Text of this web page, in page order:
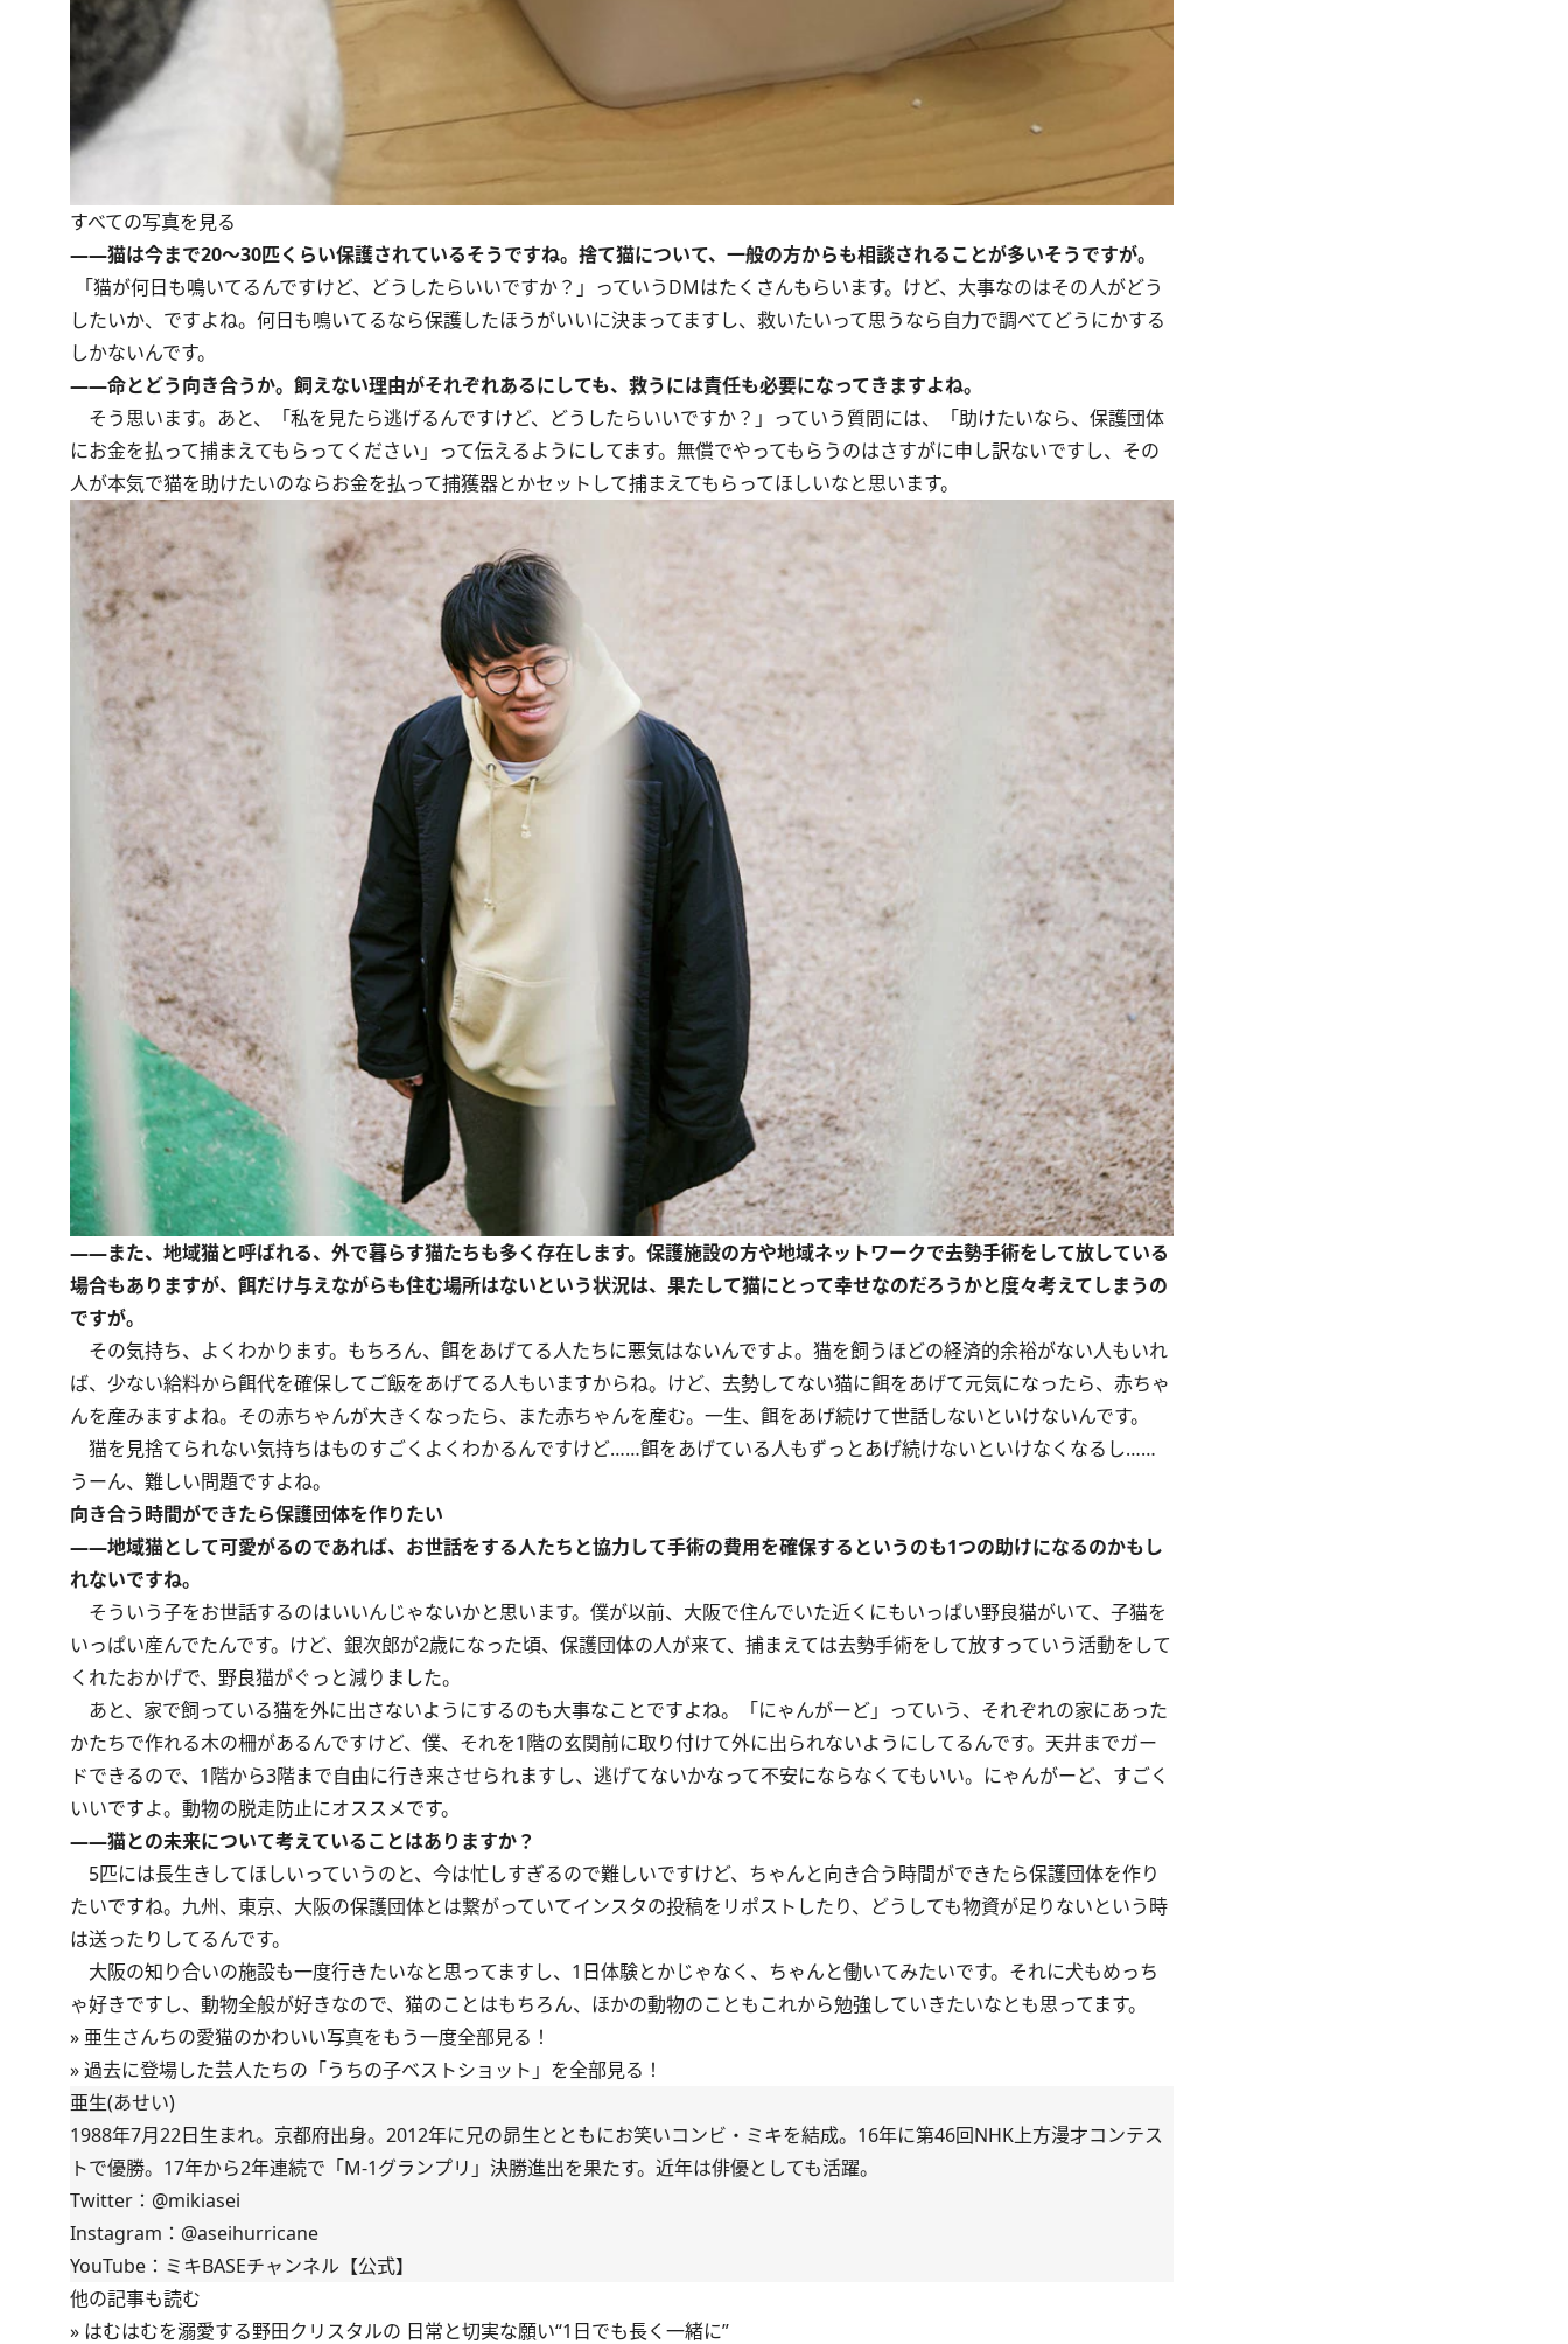
すべての写真を見る
――猫は今まで20～30匹くらい保護されているそうですね。捨て猫について、一般の方からも相談されることが多いそうですが。
「猫が何日も鳴いてるんですけど、どうしたらいいですか？」っていうDMはたくさんもらいます。けど、大事なのはその人がどう
したいか、ですよね。何日も鳴いてるなら保護したほうがいいに決まってますし、救いたいって思うなら自力で調べてどうにかする
しかないんです。
――命とどう向き合うか。飼えない理由がそれぞれあるにしても、救うには責任も必要になってきますよね。
そう思います。あと、「私を見たら逃げるんですけど、どうしたらいいですか？」っていう質問には、「助けたいなら、保護団体
にお金を払って捕まえてもらってください」って伝えるようにしてます。無償でやってもらうのはさすがに申し訳ないですし、その
人が本気で猫を助けたいのならお金を払って捕獲器とかセットして捕まえてもらってほしいなと思います。
――また、地域猫と呼ばれる、外で暮らす猫たちも多く存在します。保護施設の方や地域ネットワークで去勢手術をして放している
場合もありますが、餌だけ与えながらも住む場所はないという状況は、果たして猫にとって幸せなのだろうかと度々考えてしまうの
ですが。
その気持ち、よくわかります。もちろん、餌をあげてる人たちに悪気はないんですよ。猫を飼うほどの経済的余裕がない人もいれ
ば、少ない給料から餌代を確保してご飯をあげてる人もいますからね。けど、去勢してない猫に餌をあげて元気になったら、赤ちゃ
んを産みますよね。その赤ちゃんが大きくなったら、また赤ちゃんを産む。一生、餌をあげ続けて世話しないといけないんです。
猫を見捨てられない気持ちはものすごくよくわかるんですけど……餌をあげている人もずっとあげ続けないといけなくなるし……
うーん、難しい問題ですよね。
向き合う時間ができたら保護団体を作りたい
――地域猫として可愛がるのであれば、お世話をする人たちと協力して手術の費用を確保するというのも1つの助けになるのかもし
れないですね。
そういう子をお世話するのはいいんじゃないかと思います。僕が以前、大阪で住んでいた近くにもいっぱい野良猫がいて、子猫を
いっぱい産んでたんです。けど、銀次郎が2歳になった頃、保護団体の人が来て、捕まえては去勢手術をして放すっていう活動をして
くれたおかげで、野良猫がぐっと減りました。
あと、家で飼っている猫を外に出さないようにするのも大事なことですよね。「にゃんがーど」っていう、それぞれの家にあった
かたちで作れる木の柵があるんですけど、僕、それを1階の玄関前に取り付けて外に出られないようにしてるんです。天井までガー
ドできるので、1階から3階まで自由に行き来させられますし、逃げてないかなって不安にならなくてもいい。にゃんがーど、すごく
いいですよ。動物の脱走防止にオススメです。
――猫との未来について考えていることはありますか？
5匹には長生きしてほしいっていうのと、今は忙しすぎるので難しいですけど、ちゃんと向き合う時間ができたら保護団体を作り
たいですね。九州、東京、大阪の保護団体とは繋がっていてインスタの投稿をリポストしたり、どうしても物資が足りないという時
は送ったりしてるんです。
大阪の知り合いの施設も一度行きたいなと思ってますし、1日体験とかじゃなく、ちゃんと働いてみたいです。それに犬もめっち
ゃ好きですし、動物全般が好きなので、猫のことはもちろん、ほかの動物のこともこれから勉強していきたいなとも思ってます。
» 亜生さんちの愛猫のかわいい写真をもう一度全部見る！
»過去に登場した芸人たちの「うちの子ベストショット」を全部見る！
亜生(あせい)
1988年7月22日生まれ。京都府出身。2012年に兄の昴生とともにお笑いコンビ・ミキを結成。16年に第46回NHK上方漫才コンテス
トで優勝。17年から2年連続で「M-1グランプリ」決勝進出を果たす。近年は俳優としても活躍。
Twitter： @mikiasei
Instagram： @aseihurricane
YouTube： ミキBASEチャンネル【公式】
他の記事も読む
» はむはむを溺愛する野田クリスタルの 日常と切実な願い“1日でも長く一緒に”